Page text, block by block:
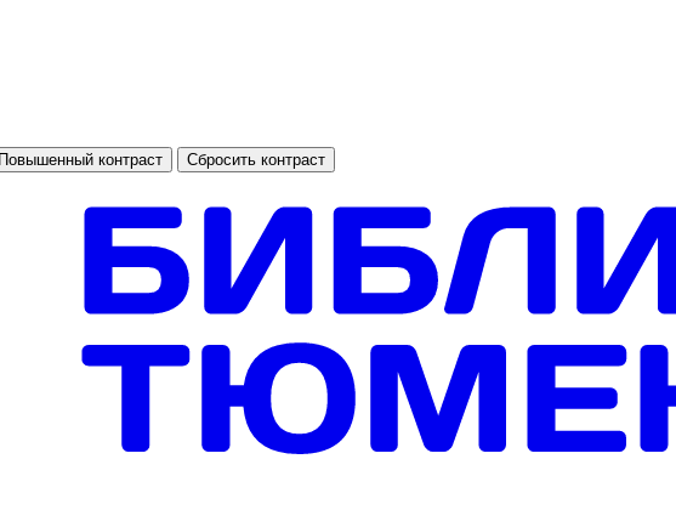
Повышенный контраст Сбросить контраст